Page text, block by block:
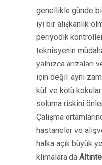
genellikle günde
iyi bir alışkanlık
periyodik
teknisyenin
yalnızca arızaları
için değil, aynı
küf ve kötü
soluma riskini
Çalışma
hastaneler ve
halka açık büyük
klimalara da